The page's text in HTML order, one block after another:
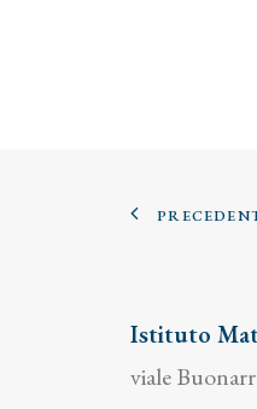
Istituto
viale